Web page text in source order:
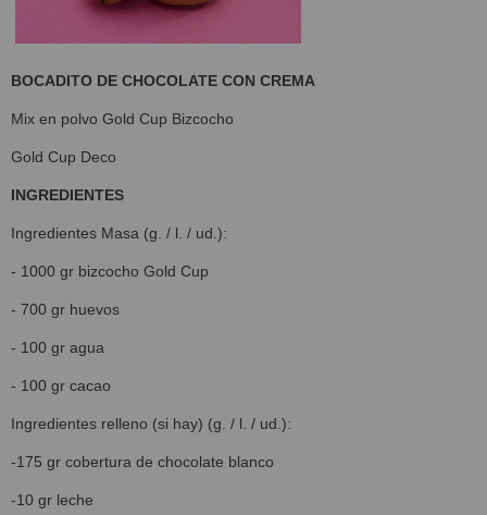
BOCADITO DE CHOCOLATE CON CREMA
Mix en polvo Gold Cup Bizcocho
Gold Cup Deco
INGREDIENTES
Ingredientes Masa (g. / l. / ud.):
- 1000 gr bizcocho Gold Cup
- 700 gr huevos
- 100 gr agua
- 100 gr cacao
Ingredientes relleno (si hay) (g. / l. / ud.):
-175 gr cobertura de chocolate blanco
-10 gr leche